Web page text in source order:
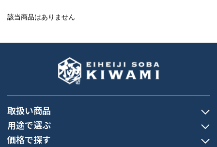
該当商品はありません
取扱い商品
用途で選ぶ
価格で探す